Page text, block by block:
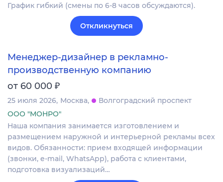
График гибкий (смены по 6-8 часов обсуждаются).
Откликнуться
Менеджер-дизайнер в рекламно-
производственную компанию
от 60 000 ₽
25 июля 2026 Москва
Волгоградский проспект
ООО "МОНРО"
Наша компания занимается изготовлением и
размещением наружной и интерьерной рекламы всех
видов. Обязанности: прием входящей информации
(звонки, e-mail, WhatsApp), работа с клиентами,
подготовка визуализаций…